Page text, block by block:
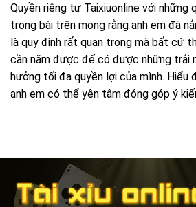
Quyền riêng tư Taixiuonline với những
trong bài trên mong rằng anh em đã
là quy định rất quan trọng mà bất cứ
cần nắm được để có được những trải
hưởng tối đa quyền lợi của mình. Hiểu
anh em có thể yên tâm đóng góp ý